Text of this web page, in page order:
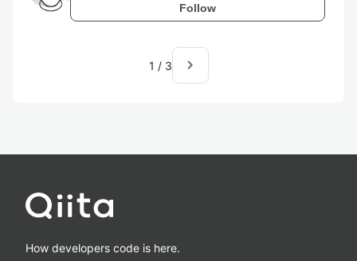
Follow
1 / 3 navigate_next
How developers code is here.